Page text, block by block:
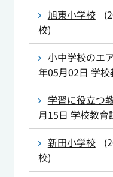
旭東小学校
(
校)
小中学校のエ
年05月02日 学
学習に役立つ
月15日 学校教育
新田小学校
(
校)